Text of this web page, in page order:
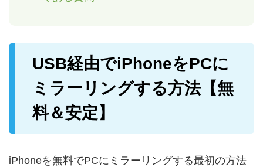
USB経由でiPhoneをPCに
ミラーリングする方法【無
料＆安定】
iPhoneを無料でPCにミラーリングする最初の方法